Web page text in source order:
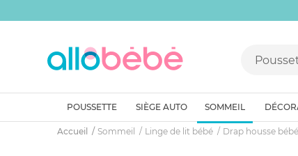
POUSSETTE SIÈGE AUTO SOMMEIL
Accueil Sommeil Linge de lit bébé Drap housse bébé